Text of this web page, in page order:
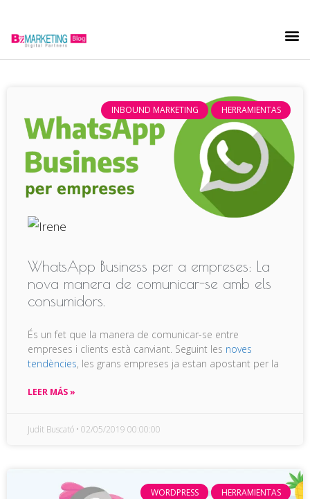
INBOUND MARKETING HERRAMIENTAS
WhatsApp Business per a empreses: La
nova manera de comunicar-se amb els
consumidors.
És un fet que la manera de comunicar-se entre
empreses i clients està canviant. Seguint les noves
tendències, les grans empreses ja estan apostant per la
LEER MÁS »
Judit Buscató 02/05/2019 00:00:00
WORDPRESS HERRAMIENTAS